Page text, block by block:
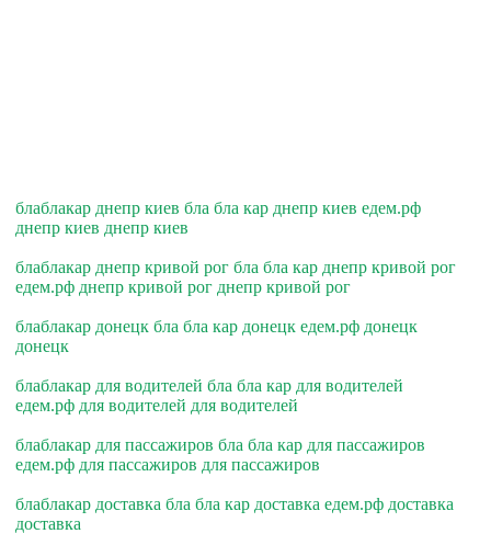
блаблакар днепр киев бла бла кар днепр киев едем.рф
днепр киев днепр киев
блаблакар днепр кривой рог бла бла кар днепр кривой рог
едем.рф днепр кривой рог днепр кривой рог
блаблакар донецк бла бла кар донецк едем.рф донецк
донецк
блаблакар для водителей бла бла кар для водителей
едем.рф для водителей для водителей
блаблакар для пассажиров бла бла кар для пассажиров
едем.рф для пассажиров для пассажиров
блаблакар доставка бла бла кар доставка едем.рф доставка
доставка